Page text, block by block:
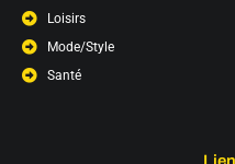
Loisirs
Mode/Style
Santé